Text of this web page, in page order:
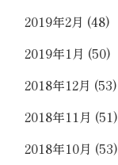
2019年2月 (48)
2019年1月 (50)
2018年12月 (53)
2018年11月 (51)
2018年10月 (53)